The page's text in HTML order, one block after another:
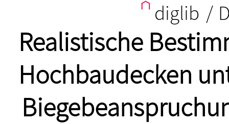
diglib /
Realistische
Hochbaudecken